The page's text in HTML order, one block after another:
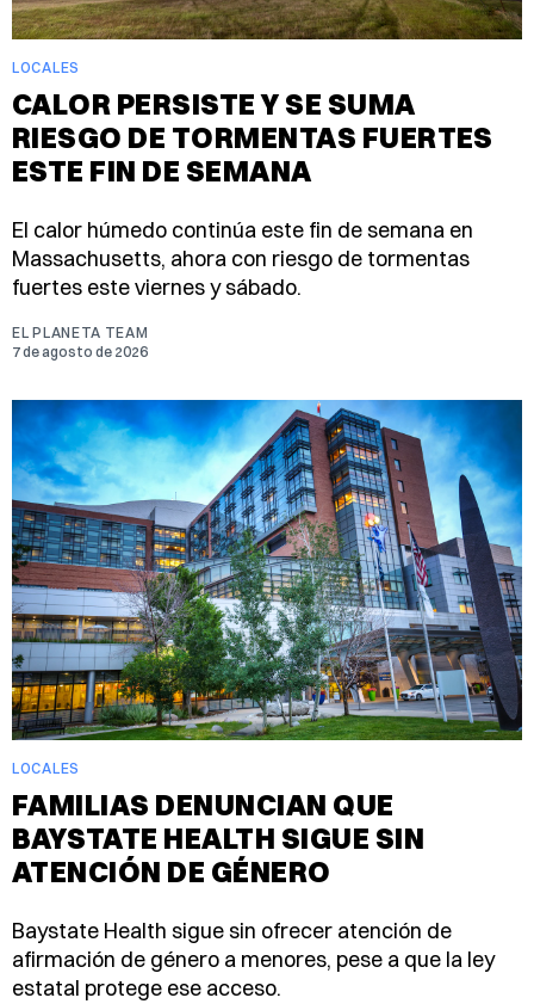
LOCALES
CALOR PERSISTE Y SE SUMA
RIESGO DE TORMENTAS FUERTES
ESTE FIN DE SEMANA
El calor húmedo continúa este fin de semana en
Massachusetts, ahora con riesgo de tormentas
fuertes este viernes y sábado.
EL PLANETA TEAM
7 de agosto de 2026
LOCALES
FAMILIAS DENUNCIAN QUE
BAYSTATE HEALTH SIGUE SIN
ATENCIÓN DE GÉNERO
Baystate Health sigue sin ofrecer atención de
afirmación de género a menores, pese a que la ley
estatal protege ese acceso.